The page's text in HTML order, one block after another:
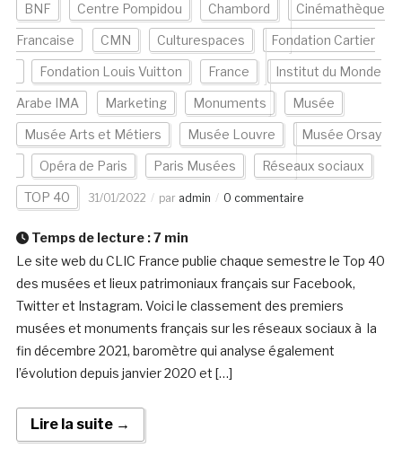
BNF Centre Pompidou Chambord Cinémathèque
Francaise CMN Culturespaces Fondation Cartier
Fondation Louis Vuitton France Institut du Monde
Arabe IMA Marketing Monuments Musée
Musée Arts et Métiers Musée Louvre Musée Orsay
Opéra de Paris Paris Musées Réseaux sociaux
TOP 40 31/01/2022 par admin 0 commentaire
Temps de lecture :7 min
Le site web du CLIC France publie chaque semestre le Top 40
des musées et lieux patrimoniaux français sur Facebook,
Twitter et Instagram. Voici le classement des premiers
musées et monuments français sur les réseaux sociaux à la
fin décembre 2021, baromètre qui analyse également
l’évolution depuis janvier 2020 et […]
Lire la suite →